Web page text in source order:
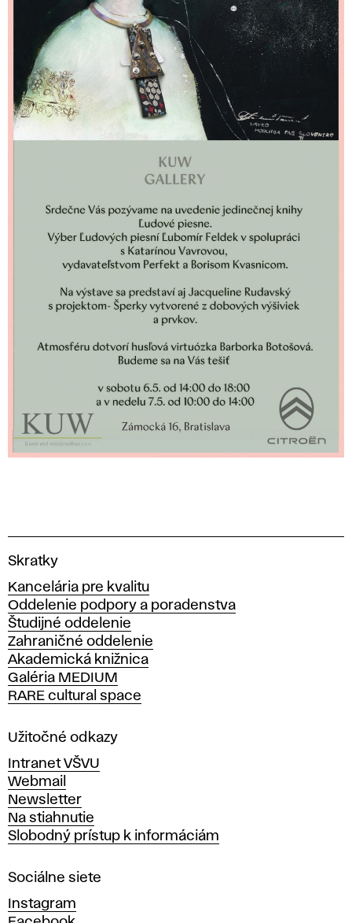
V
s
o
k
á
š
k
o
a
ý
t
v
a
r
ý
c
h
Skratky
Kancelária pre kvalitu
Oddelenie podpory a poradenstva
Študijné oddelenie
Zahraničné oddelenie
Akademická knižnica
Galéria MEDIUM
RARE cultural space
Užitočné odkazy
Intranet VŠVU
Webmail
Newsletter
Na stiahnutie
Slobodný prístup k informáciám
Sociálne siete
Instagram